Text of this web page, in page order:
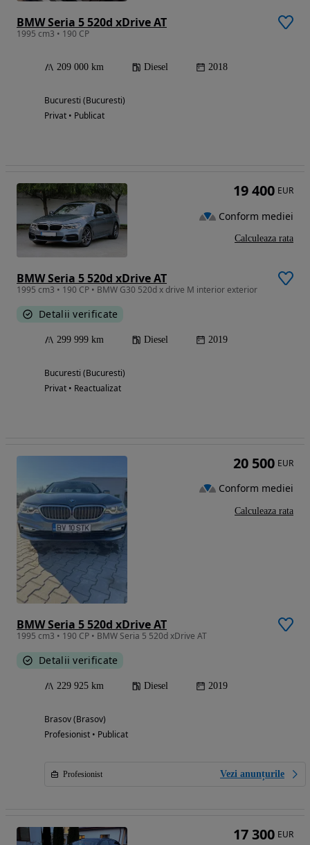
BMW Seria 5 520d xDrive AT
1995 cm3 • 190 CP
209 000 km Diesel 2018
Bucuresti (Bucuresti)
Privat • Publicat
BMW Seria 5 520d xDrive AT
1995 cm3 • 190 CP • BMW G30 520d x drive M interior exterior
Detalii verificate
299 999 km Diesel 2019
Bucuresti (Bucuresti)
Privat • Reactualizat
19 400 EUR
Conform mediei
Calculeaza rata
BMW Seria 5 520d xDrive AT
1995 cm3 • 190 CP • BMW Seria 5 520d xDrive AT
Detalii verificate
229 925 km Diesel 2019
Brasov (Brasov)
Profesionist • Publicat
Profesionist Vezi anunțurile
20 500 EUR
Conform mediei
Calculeaza rata
17 300 EUR